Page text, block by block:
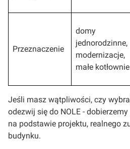
Przeznaczenie
domy
jednorodzinne,
modernizacje,
małe kotłownie
Jeśli masz wątpliwości, czy
odezwij się do NOLE -
na podstawie projektu, realnego
budynku.